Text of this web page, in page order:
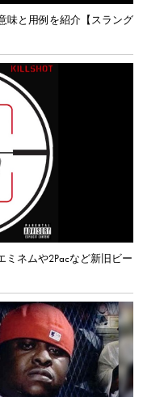
味と用例を紹介【スラング
ネムや2Pacなど新旧ビー